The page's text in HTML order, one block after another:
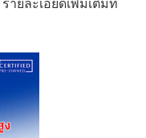
รายละเอียดเพิ่มเติมที่